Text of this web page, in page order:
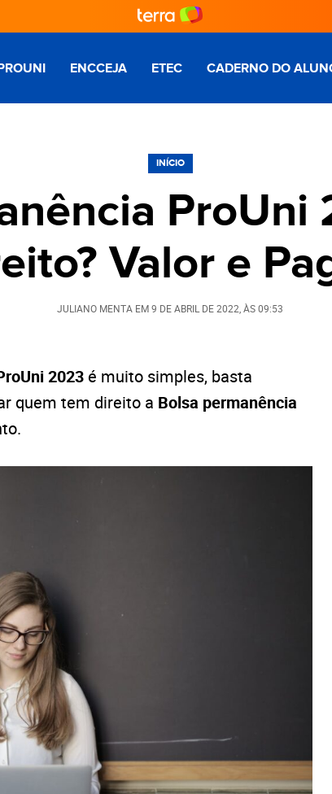
ENCCEJA ETEC CADERNO DO
INÍCIO
ProUni
Valor e
JULIANO MENTA EM9 DE ABRIL DE 2022 , ÀS09:53
2023 é muito simples, basta
quem tem direito a Bolsa permanência